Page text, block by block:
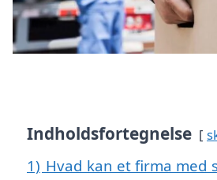
Indholdsfortegnelse
1) Hvad kan et firma med